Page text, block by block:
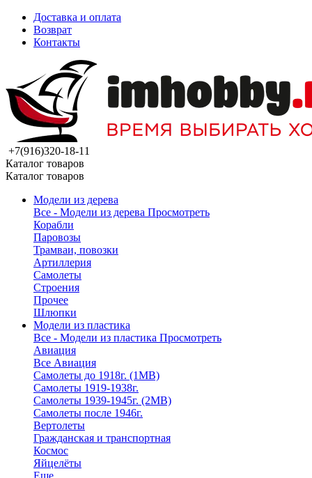
Доставка и оплата
Возврат
Контакты
+7(916)320-18-11
Каталог товаров
Каталог товаров
Модели из дерева
Все - Модели из дерева Просмотреть
Корабли
Паровозы
Трамваи, повозки
Артиллерия
Самолеты
Строения
Прочее
Шлюпки
Модели из пластика
Все - Модели из пластика Просмотреть
Авиация
Все Авиация
Самолеты до 1918г. (1МВ)
Самолеты 1919-1938г.
Самолеты 1939-1945г. (2МВ)
Самолеты после 1946г.
Вертолеты
Гражданская и транспортная
Космос
Яйцелёты
Еще